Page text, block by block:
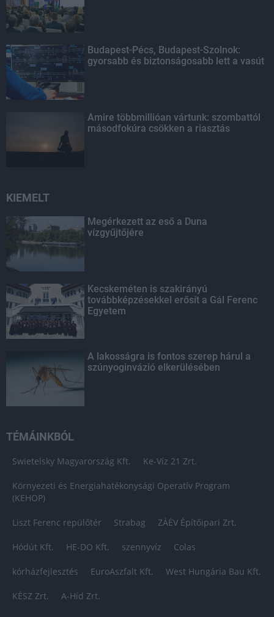
Budapest-Pécs, Budapest-Szolnok:
gyorsabb és biztonságosabb lett a vasút
Amire többmillióan vártunk: szombattól
másodfokúra csökken a riasztás
KIEMELT
Megérkezett az eső a Duna
vízgyűjtőjére
Kecskeméten is szakirányú
továbbképzésekkel erősít a Gál Ferenc
Egyetem
A lakosságra is fontos szerep hárul a
szúnyoginvázió elkerülésében
TÉMÁINKBÓL
Swietelsky Magyarország Kft. Ke-Víz 21 Zrt.
Környezeti és Energiahatékonysági Operatív Program
(KEHOP)
Liszt Ferenc repülőtér Strabag ZÁÉV Építőipari Zrt.
Hódút Kft. HE-DO Kft. szennyvíz Colas
kórházfejlesztés EuroAszfalt Kft. West Hungária Bau Kft.
KÉSZ Zrt. A-Híd Zrt.